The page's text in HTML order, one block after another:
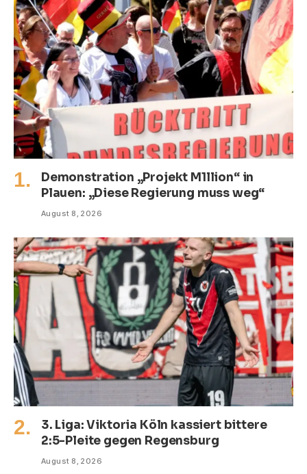
Demonstration „Projekt M1llion“ in
Plauen: „Diese Regierung muss weg“
August 8, 2026
3. Liga: Viktoria Köln kassiert bittere
2:5-Pleite gegen Regensburg
August 8, 2026